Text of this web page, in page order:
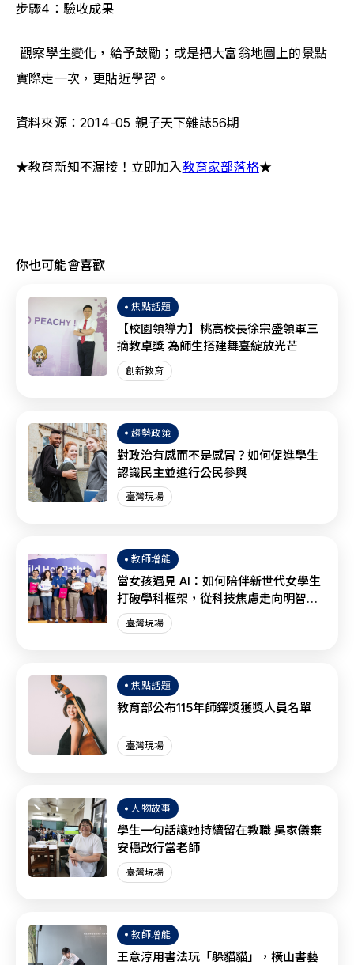
步驟4：驗收成果
觀察學生變化，給予鼓勵；或是把大富翁地圖上的景點
實際走一次，更貼近學習。
資料來源：2014-05 親子天下雜誌56期
★教育新知不漏接！立即加入教育家部落格★
你也可能會喜歡
焦點話題
【校園領導力】桃高校長徐宗盛領軍三
摘教卓獎 為師生搭建舞臺綻放光芒
創新教育
趨勢政策
對政治有感而不是感冒？如何促進學生
認識民主並進行公民參與
臺灣現場
教師增能
當女孩遇見 AI：如何陪伴新世代女學生
打破學科框架，從科技焦慮走向明智協
作？
臺灣現場
焦點話題
教育部公布115年師鐸獎獲獎人員名單
臺灣現場
人物故事
學生一句話讓她持續留在教職 吳家儀棄
安穩改行當老師
臺灣現場
教師增能
王意淳用書法玩「躲貓貓」，橫山書藝